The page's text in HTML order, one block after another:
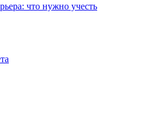
что нужно учесть